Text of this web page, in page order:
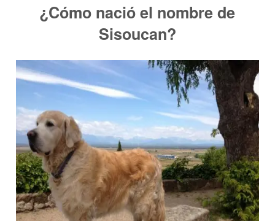
¿Cómo nació el nombre de
Sisoucan?